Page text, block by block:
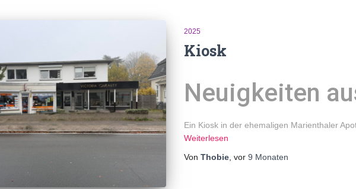
2025
Kiosk
Neuigkeiten
Ein Kiosk in der ehemaligen Marienthaler
Weiterlesen
Von Thobie, vor 9 Monaten